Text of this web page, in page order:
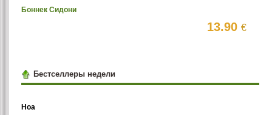
Боннек Сидони
13.90€
Бестселлеры недели
Ноа